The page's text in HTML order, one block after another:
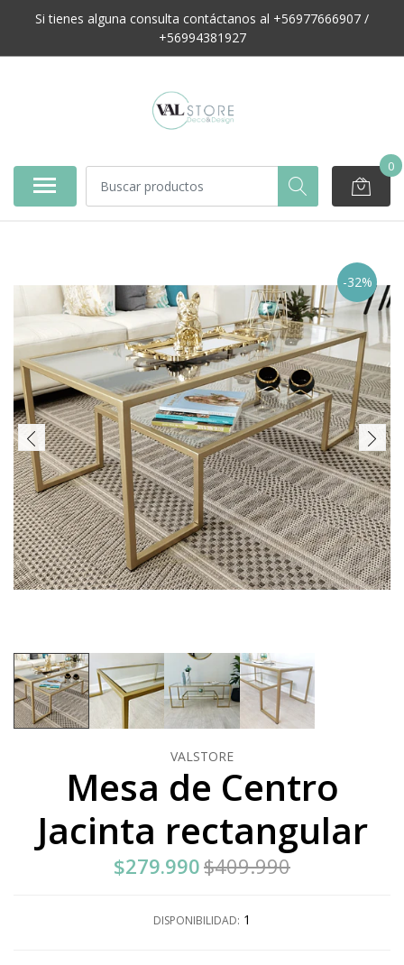
Si tienes alguna consulta contáctanos al +56977666907 /
+56994381927
0
-32%
VALSTORE
Mesa de Centro
Jacinta rectangular
$279.990$409.990
DISPONIBILIDAD: 1